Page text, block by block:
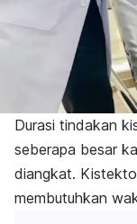
Durasi tindakan
seberapa besar
diangkat.
membutuhkan